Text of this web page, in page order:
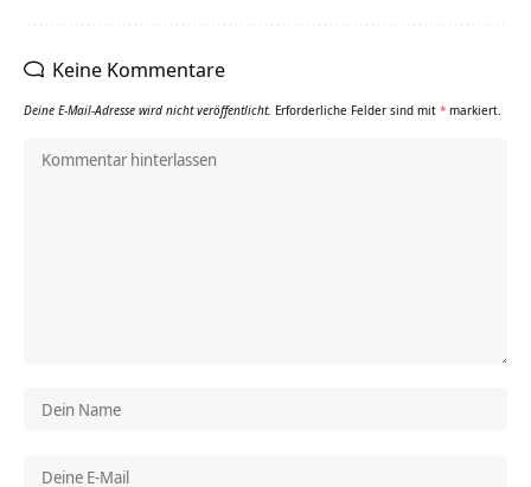
Keine Kommentare
Deine E-Mail-Adresse wird nicht veröffentlicht. Erforderliche Felder sind mit * markiert.